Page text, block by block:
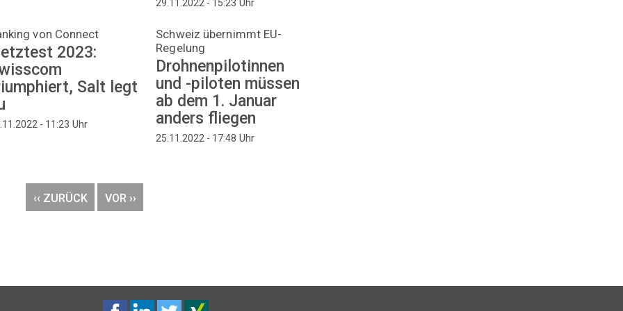
29.11.2022 - 15:23
von Connect
2023:
Salt legt
- 11:23 Uhr
Schweiz übernimmt EU-
Regelung
Drohnenpilotinnen
und -piloten müssen
ab dem 1. Januar
anders fliegen
25.11.2022 - 17:48 Uhr
VORHERIGE
SEITE
‹‹ ZURÜCK
NÄCHSTE
SEITE
VOR ››